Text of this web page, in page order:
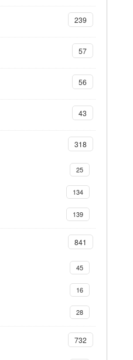
239
57
56
43
318
25
134
139
841
45
16
28
732